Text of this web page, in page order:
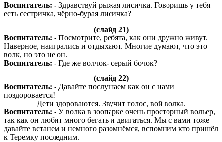
Воспитатель: - Здравствуй рыжая лисичка. Говоришь у тебя
есть сестричка, чёрно-бурая лисичка?
(слайд 21)
Воспитатель: - Посмотрите, ребята, как они дружно живут.
Наверное, наигрались и отдыхают. Многие думают, что это
волк, но это не он.
Воспитатель: - Где же волчок- серый бочок?
(слайд 22)
Воспитатель: - Давайте послушаем как он с нами
поздоровается!
Дети здороваются. Звучит голос, вой волка.
Воспитатель: - У волка в зоопарке очень просторный вольер,
так как он любит много бегать и двигаться. Мы с вами тоже
давайте встанем и немного разомнёмся, вспомним кто пришёл
к Теремку последним.